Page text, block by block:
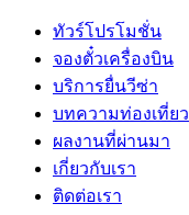
ทัวร์โปรโมชั่น
จองตั๋วเครื่องบิน
บริการยื่นวีซ่า
บทความท่องเที่ยว
ผลงานที่ผ่านมา
เกี่ยวกับเรา
ติดต่อเรา